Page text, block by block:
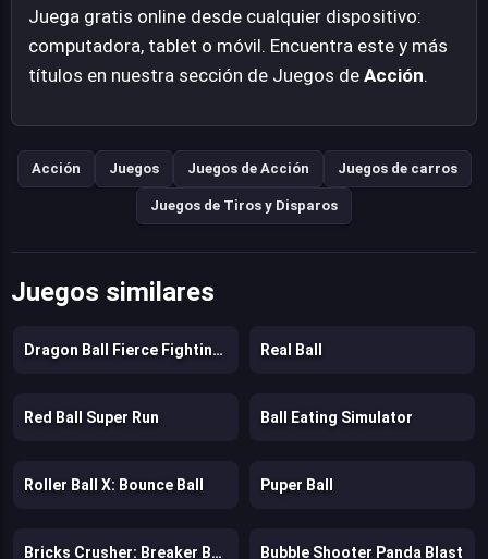
Juega gratis online desde cualquier dispositivo:
computadora, tablet o móvil. Encuentra este y más
títulos en nuestra sección de Juegos de Acción.
Acción Juegos Juegos de Acción Juegos de carros
Juegos de Tiros y Disparos
Juegos similares
Dragon Ball Fierce Fighting 2.9 Real Ball
Red Ball Super Run Ball Eating Simulator
Roller Ball X: Bounce Ball Puper Ball
Bricks Crusher: Breaker Ball Bubble Shooter Panda Blast